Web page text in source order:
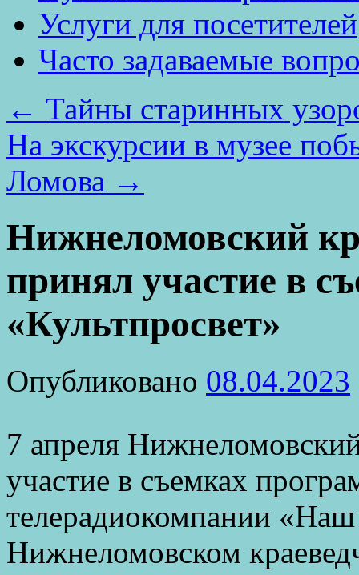
Услуги для посетителей
Часто задаваемые
← Тайны старинных
На экскурсии в музее
Ломова →
Нижнеломовский
принял участие в
«Культпросвет»
Опубликовано 08.04.2023
7 апреля
участие в съемках
телерадиокомпании
Нижнеломовском